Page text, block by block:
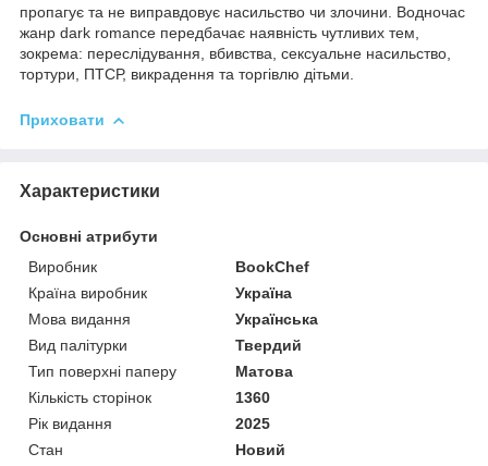
пропагує та не виправдовує насильство чи злочини. Водночас
жанр dark romance передбачає наявність чутливих тем,
зокрема: переслідування, вбивства, сексуальне насильство,
тортури, ПТСР, викрадення та торгівлю дітьми.
Приховати
Характеристики
Основні атрибути
Виробник
BookChef
Країна виробник
Україна
Мова видання
Українська
Вид палітурки
Твердий
Тип поверхні паперу
Матова
Кількість сторінок
1360
Рік видання
2025
Стан
Новий